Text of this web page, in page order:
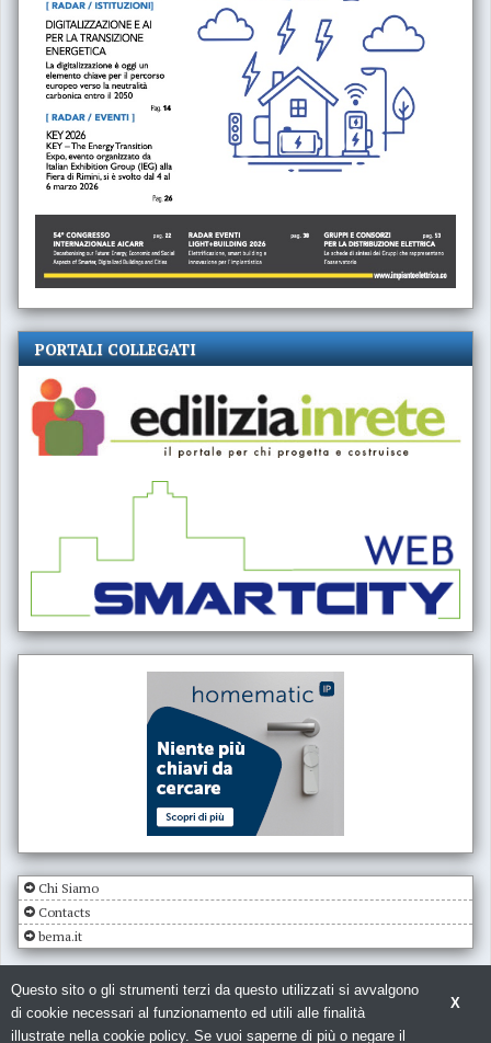
PORTALI COLLEGATI
Chi Siamo
Contacts
bema.it
X
Questo sito o gli strumenti terzi da questo utilizzati si avvalgono
di cookie necessari al funzionamento ed utili alle finalità
illustrate nella cookie policy. Se vuoi saperne di più o negare il